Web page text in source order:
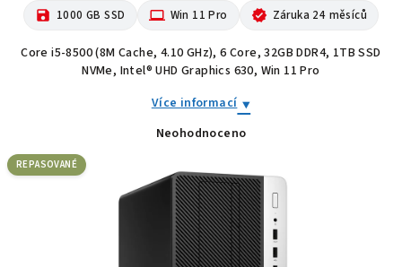
save 1000 GB SSD computer Win 11 Pro verified Záruka 24 měsíců
Core i5-8500 (8M Cache, 4.10 GHz), 6 Core, 32GB DDR4, 1TB SSD
NVMe, Intel® UHD Graphics 630, Win 11 Pro
Více informací
Průměrné
je
0,0
hvězdiček.
Neohodnoceno
REPASOVANÉ